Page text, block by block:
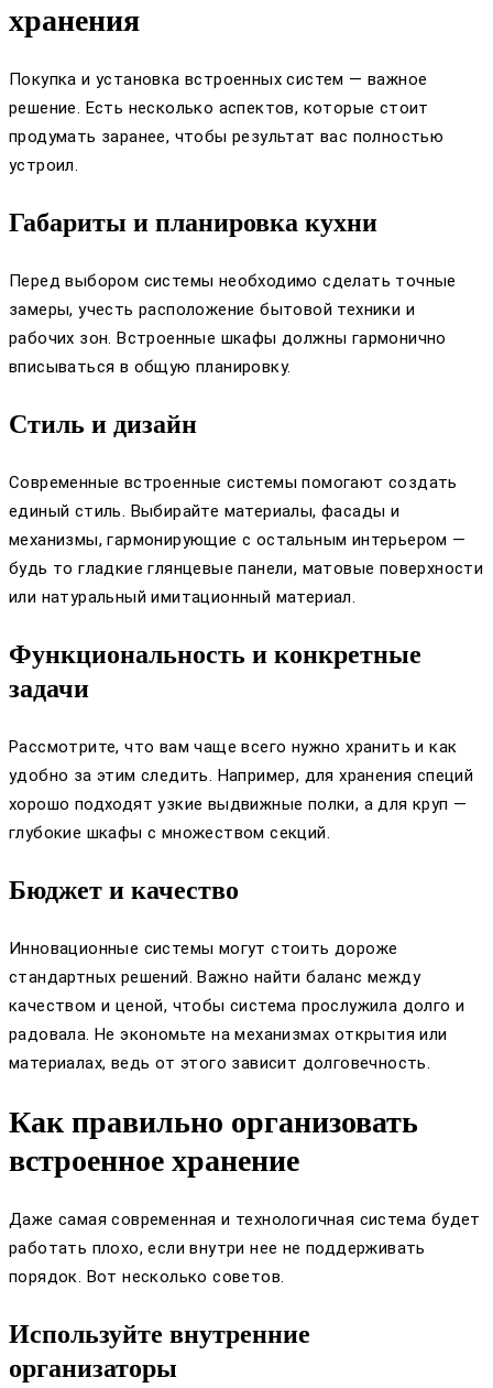
хранения
Покупка и установка встроенных систем — важное
решение. Есть несколько аспектов, которые стоит
продумать заранее, чтобы результат вас полностью
устроил.
Габариты и планировка кухни
Перед выбором системы необходимо сделать точные
замеры, учесть расположение бытовой техники и
рабочих зон. Встроенные шкафы должны гармонично
вписываться в общую планировку.
Стиль и дизайн
Современные встроенные системы помогают создать
единый стиль. Выбирайте материалы, фасады и
механизмы, гармонирующие с остальным интерьером —
будь то гладкие глянцевые панели, матовые поверхности
или натуральный имитационный материал.
Функциональность и конкретные
задачи
Рассмотрите, что вам чаще всего нужно хранить и как
удобно за этим следить. Например, для хранения специй
хорошо подходят узкие выдвижные полки, а для круп —
глубокие шкафы с множеством секций.
Бюджет и качество
Инновационные системы могут стоить дороже
стандартных решений. Важно найти баланс между
качеством и ценой, чтобы система прослужила долго и
радовала. Не экономьте на механизмах открытия или
материалах, ведь от этого зависит долговечность.
Как правильно организовать
встроенное хранение
Даже самая современная и технологичная система будет
работать плохо, если внутри нее не поддерживать
порядок. Вот несколько советов.
Используйте внутренние
организаторы